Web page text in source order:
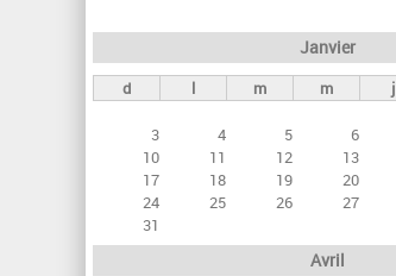
e
t
s
Janvier
d l m m j
3
4 5 6
10
11 12 13
17
18 19 20
24
25 26 27
31
Avril